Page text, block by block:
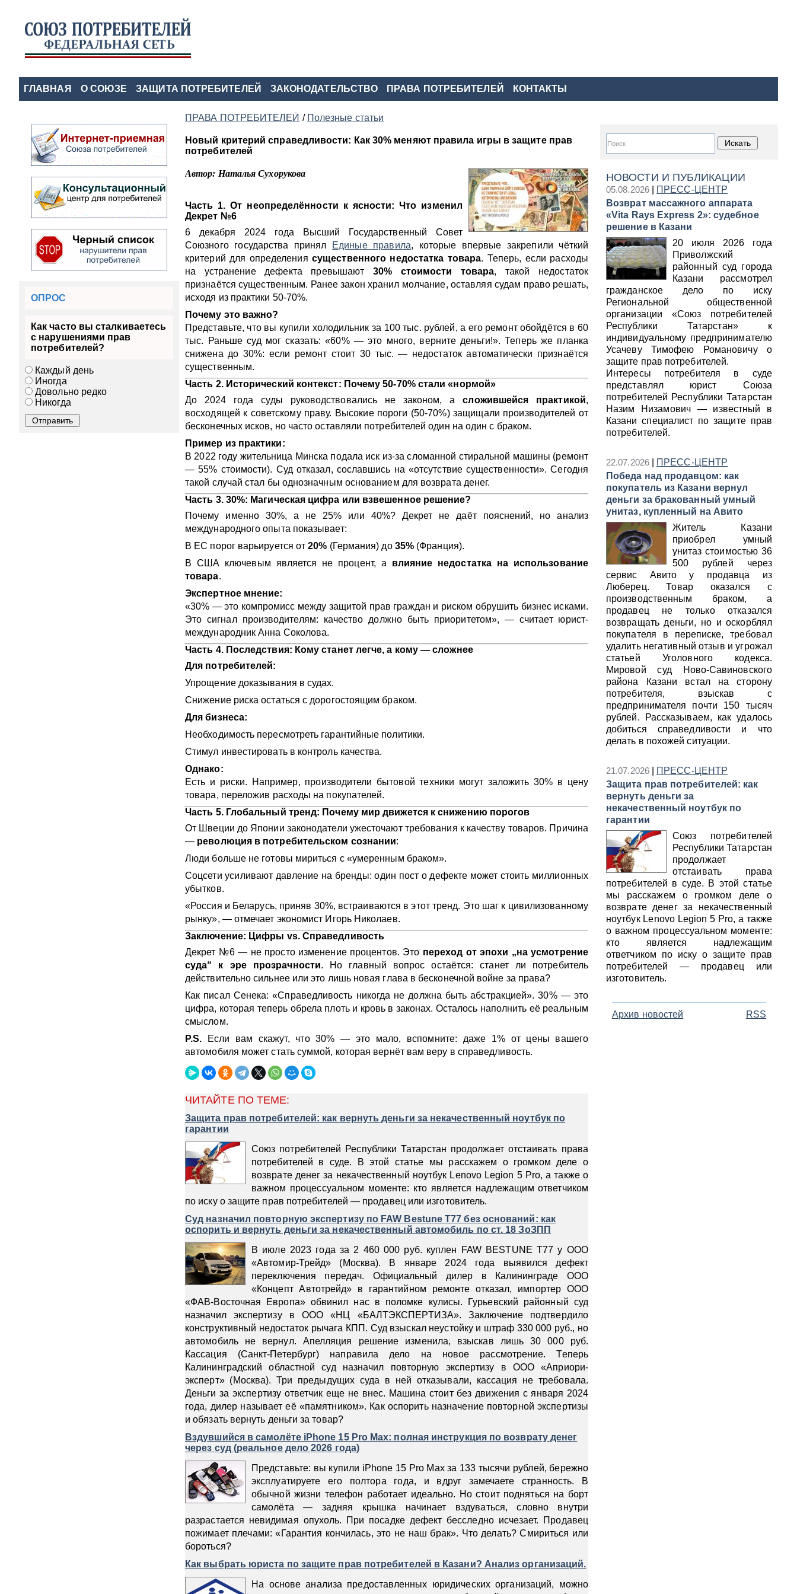
ГЛАВНАЯ О СОЮЗЕ ЗАЩИТА ПОТРЕБИТЕЛЕЙ ЗАКОНОДАТЕЛЬСТВО ПРАВА ПОТРЕБИТЕЛЕЙ КОНТАКТЫ
ОПРОС
Как часто вы сталкиваетесь
с нарушениями прав
потребителей?
Каждый день
Иногда
Довольно редко
Никогда
НОВОСТИ И ПУБЛИКАЦИИ
05.08.2026|
ПРЕСС-ЦЕНТР
Возврат массажного аппарата
«Vita Rays Express 2»: судебное
решение в Казани
20 июля 2026 года
Приволжский
районный суд города
Казани рассмотрел
гражданское дело по иску
Региональной общественной
организации «Союз потребителей
Республики Татарстан» к
индивидуальному предпринимателю
Усачеву Тимофею Романовичу о
защите прав потребителей.
Интересы потребителя в суде
представлял юрист Союза
потребителей Республики Татарстан
Назим Низамович — известный в
Казани специалист по защите прав
потребителей.
22.07.2026|
ПРЕСС-ЦЕНТР
Победа над продавцом: как
покупатель из Казани вернул
деньги за бракованный умный
унитаз, купленный на Авито
Житель Казани
приобрел умный
унитаз стоимостью 36
500 рублей через
сервис Авито у продавца из
Люберец. Товар оказался с
производственным браком, а
продавец не только отказался
возвращать деньги, но и оскорблял
покупателя в переписке, требовал
удалить негативный отзыв и угрожал
статьей Уголовного кодекса.
Мировой суд Ново-Савиновского
района Казани встал на сторону
потребителя, взыскав с
предпринимателя почти 150 тысяч
рублей. Рассказываем, как удалось
добиться справедливости и что
делать в похожей ситуации.
21.07.2026|
ПРЕСС-ЦЕНТР
Защита прав потребителей: как
вернуть деньги за
некачественный ноутбук по
гарантии
Союз потребителей
Республики Татарстан
продолжает
отстаивать права
потребителей в суде. В этой статье
мы расскажем о громком деле о
возврате денег за некачественный
ноутбук Lenovo Legion 5 Pro, а также
о важном процессуальном моменте:
кто является надлежащим
ответчиком по иску о защите прав
потребителей — продавец или
изготовитель.
Архив новостей RSS
ПРАВА ПОТРЕБИТЕЛЕЙ / Полезные статьи
Новый критерий справедливости: Как 30% меняют правила игры в защите прав
потребителей
Автор: Наталья Сухорукова
Часть 1. От неопределённости к ясности: Что изменил
Декрет №6
6 декабря 2024 года Высший Государственный Совет
Союзного государства принял
Единые правила, которые впервые закрепили чёткий
критерий для определениясущественного недостатка товара. Теперь, если расходы
на устранение дефекта превышают 30% стоимости товара, такой недостаток
признаётся существенным. Ранее закон хранил молчание, оставляя судам право решать,
исходя из практики 50-70%.
Почему это важно?
Представьте, что вы купили холодильник за 100 тыс. рублей, а его ремонт обойдётся в 60
тыс. Раньше суд мог сказать: «60% — это много, верните деньги!». Теперь же планка
снижена до 30%: если ремонт стоит 30 тыс. — недостаток автоматически признаётся
существенным.
Часть 2. Исторический контекст: Почему 50-70% стали «нормой»
До 2024 года суды руководствовались не законом, асложившейся практикой,
восходящей к советскому праву. Высокие пороги (50-70%) защищали производителей от
бесконечных исков, но часто оставляли потребителей один на один с браком.
Пример из практики:
В 2022 году жительница Минска подала иск из-за сломанной стиральной машины (ремонт
— 55% стоимости). Суд отказал, сославшись на «отсутствие существенности». Сегодня
такой случай стал бы однозначным основанием для возврата денег.
Часть 3. 30%: Магическая цифра или взвешенное решение?
Почему именно 30%, а не 25% или 40%? Декрет не даёт пояснений, но анализ
международного опыта показывает:
В ЕС порог варьируется от20% (Германия) до 35% (Франция).
В США ключевым является не процент, а влияние недостатка на использование
товара.
Экспертное мнение:
«30% — это компромисс между защитой прав граждан и риском обрушить бизнес исками.
Это сигнал производителям: качество должно быть приоритетом», — считает юрист-
международник Анна Соколова.
Часть 4. Последствия: Кому станет легче, а кому — сложнее
Для потребителей:
Упрощение доказывания в судах.
Снижение риска остаться с дорогостоящим браком.
Для бизнеса:
Необходимость пересмотреть гарантийные политики.
Стимул инвестировать в контроль качества.
Однако:
Есть и риски. Например, производители бытовой техники могут заложить 30% в цену
товара, переложив расходы на покупателей.
Часть 5. Глобальный тренд: Почему мир движется к снижению порогов
От Швеции до Японии законодатели ужесточают требования к качеству товаров. Причина
— революция в потребительском сознании:
Люди больше не готовы мириться с «умеренным браком».
Соцсети усиливают давление на бренды: один пост о дефекте может стоить миллионных
убытков.
«Россия и Беларусь, приняв 30%, встраиваются в этот тренд. Это шаг к цивилизованному
рынку», — отмечает экономист Игорь Николаев.
Заключение: Цифры vs. Справедливость
Декрет №6 — не просто изменение процентов. Это переход от эпохи „на усмотрение
суда“ к эре прозрачности. Но главный вопрос остаётся: станет ли потребитель
действительно сильнее или это лишь новая глава в бесконечной войне за права?
Как писал Сенека: «Справедливость никогда не должна быть абстракцией». 30% — это
цифра, которая теперь обрела плоть и кровь в законах. Осталось наполнить её реальным
смыслом.
P.S. Если вам скажут, что 30% — это мало, вспомните: даже 1% от цены вашего
автомобиля может стать суммой, которая вернёт вам веру в справедливость.
ЧИТАЙТЕ ПО ТЕМЕ:
Защита прав потребителей: как вернуть деньги за некачественный ноутбук по
гарантии
Союз потребителей Республики Татарстан продолжает отстаивать права
потребителей в суде. В этой статье мы расскажем о громком деле о
возврате денег за некачественный ноутбук Lenovo Legion 5 Pro, а также о
важном процессуальном моменте: кто является надлежащим ответчиком
по иску о защите прав потребителей — продавец или изготовитель.
Суд назначил повторную экспертизу по FAW Bestune T77 без оснований: как
оспорить и вернуть деньги за некачественный автомобиль по ст. 18 ЗоЗПП
В июле 2023 года за 2 460 000 руб. куплен FAW BESTUNE Т77 у ООО
«Автомир-Трейд» (Москва). В январе 2024 года выявился дефект
переключения передач. Официальный дилер в Калининграде ООО
«Концепт Автотрейд» в гарантийном ремонте отказал, импортер ООО
«ФАВ-Восточная Европа» обвинил нас в поломке кулисы. Гурьевский районный суд
назначил экспертизу в ООО «НЦ «БАЛТЭКСПЕРТИЗА». Заключение подтвердило
конструктивный недостаток рычага КПП. Суд взыскал неустойку и штраф 330 000 руб., но
автомобиль не вернул. Апелляция решение изменила, взыскав лишь 30 000 руб.
Кассация (Санкт-Петербург) направила дело на новое рассмотрение. Теперь
Калининградский областной суд назначил повторную экспертизу в ООО «Априори-
эксперт» (Москва). Три предыдущих суда в ней отказывали, кассация не требовала.
Деньги за экспертизу ответчик еще не внес. Машина стоит без движения с января 2024
года, дилер называет её «памятником». Как оспорить назначение повторной экспертизы
и обязать вернуть деньги за товар?
Вздувшийся в самолёте iPhone 15 Pro Max: полная инструкция по возврату денег
через суд (реальное дело 2026 года)
Представьте: вы купили iPhone 15 Pro Max за 133 тысячи рублей, бережно
эксплуатируете его полтора года, и вдруг замечаете странность. В
обычной жизни телефон работает идеально. Но стоит подняться на борт
самолёта — задняя крышка начинает вздуваться, словно внутри
разрастается невидимая опухоль. При посадке дефект бесследно исчезает. Продавец
пожимает плечами: «Гарантия кончилась, это не наш брак». Что делать? Смириться или
бороться?
Как выбрать юриста по защите прав потребителей в Казани? Анализ организаций.
На основе анализа предоставленных юридических организаций, можно